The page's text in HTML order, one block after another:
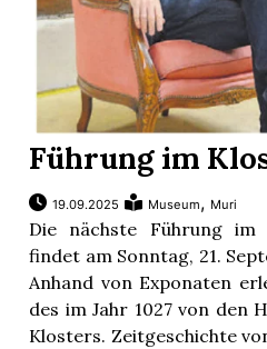
Führung im
19.09.2025 Museum, Muri
Die nächste Führung
findet am Sonntag, 21.
Anhand von Exponaten
des im Jahr 1027 von den
Klosters. Zeitgeschichte